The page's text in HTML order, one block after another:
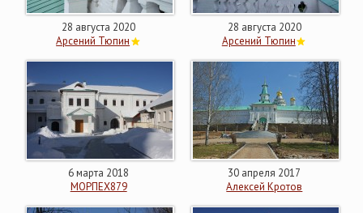
28 августа 2020
Арсений Тюпин
28 августа 2020
Арсений Тюпин
6 марта 2018
МОРПЕХ879
30 апреля 2017
Алексей Кротов